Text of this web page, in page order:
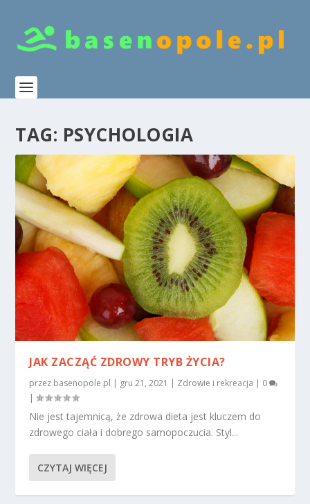
TAG: PSYCHOLOGIA
JAK ZACZĄĆ ZDROWY TRYB ŻYCIA?
przez basenopole.pl | gru 21, 2021 | Zdrowie i rekreacja | 0
|
Nie jest tajemnicą, że zdrowa dieta jest kluczem do
zdrowego ciała i dobrego samopoczucia. Styl...
CZYTAJ WIĘCEJ